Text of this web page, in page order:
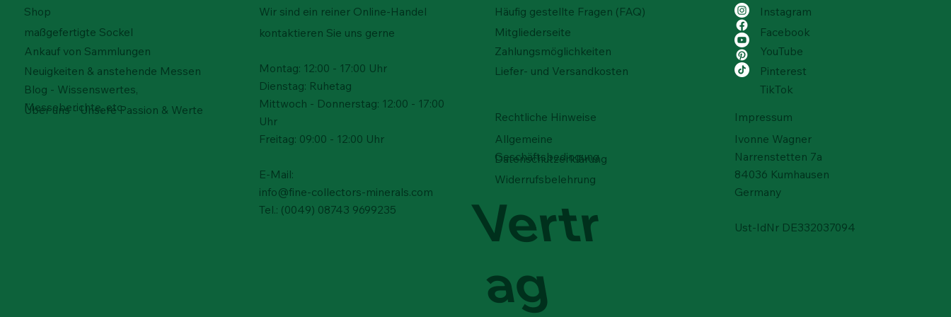
Shop
maßgefertigte Sockel
Ankauf von Sammlungen
Neuigkeiten & anstehende Messen
Blog - Wissenswertes,
Messeberichte, etc.
Über uns - Unsere Passion & Werte
Wir sind ein reiner Online-Handel
kontaktieren Sie uns gerne
Montag: 12:00 - 17:00 Uhr
Dienstag: Ruhetag
Mittwoch - Donnerstag: 12:00 - 17:00
Uhr
Freitag: 09:00 - 12:00 Uhr
E-Mail:
info@fine-collectors-minerals.com
Tel.: (0049) 08743 9699235
Häufig gestellte Fragen (FAQ)
Mitgliederseite
Zahlungsmöglichkeiten
Liefer- und Versandkosten
Rechtliche Hinweise
Allgemeine
Geschäftsbedingung
Datenschutzerklärung
Vertr
ag
Widerrufsbelehrung
Instagram
Facebook
YouTube
Pinterest
TikTok
Impressum
Ivonne Wagner
Narrenstetten 7a
84036 Kumhausen
Germany
Ust-IdNr DE332037094